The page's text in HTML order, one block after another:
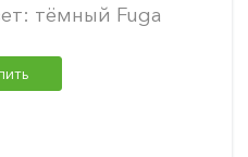
тёмный Fuga